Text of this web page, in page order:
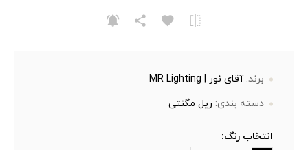
برند:آقای نور | MR Lighting
دسته بندی: ریل مگنتی
انتخاب رنگ: